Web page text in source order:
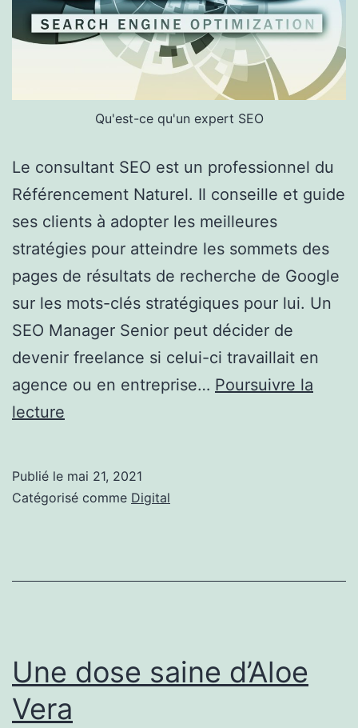
Qu'est-ce qu'un expert SEO
Le consultant SEO est un professionnel du
Référencement Naturel. Il conseille et guide
ses clients à adopter les meilleures
stratégies pour atteindre les sommets des
pages de résultats de recherche de Google
sur les mots-clés stratégiques pour lui. Un
SEO Manager Senior peut décider de
devenir freelance si celui-ci travaillait en
agence ou en entreprise… Poursuivre la
lecture
expert
Publié le mai 21, 2021
Catégorisé comme Digital
Une dose saine d’Aloe
Vera